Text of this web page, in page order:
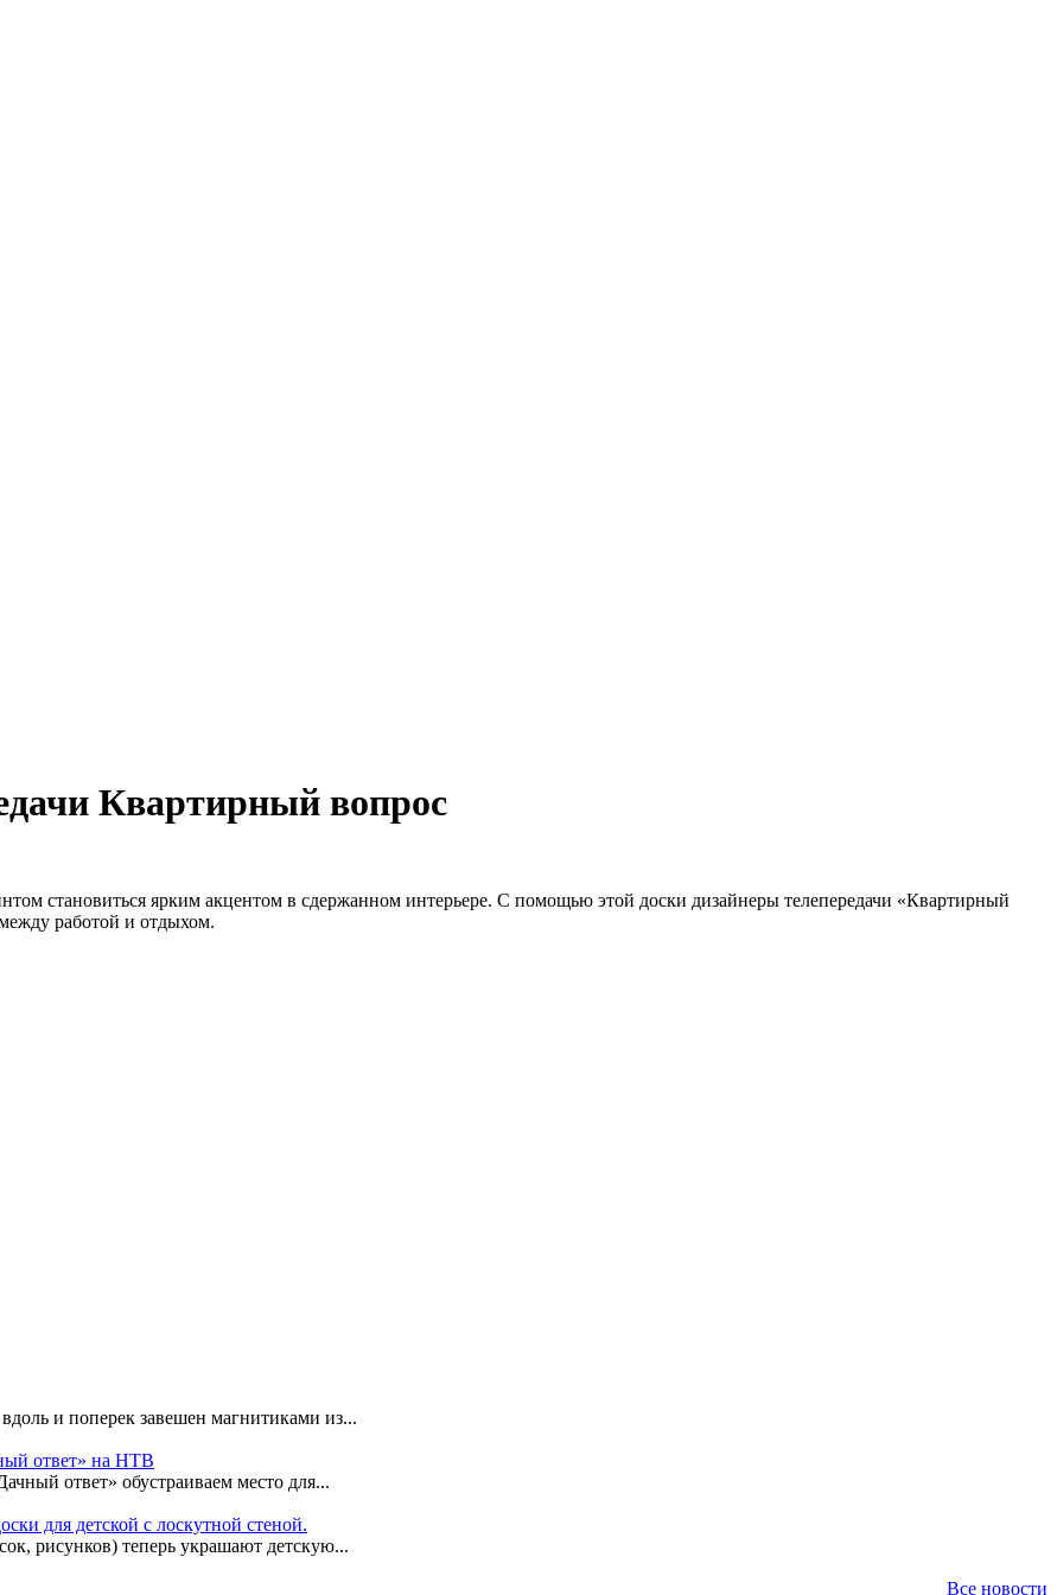
Квартирный вопрос
становиться ярким акцентом в сдержанном интерьере. С помощью этой доски дизайнеры телепередачи «Квартирный
работой и отдыхом.
и поперек завешен магнитиками из...
ответ» на НТВ
ответ» обустраиваем место для...
для детской с лоскутной стеной.
рисунков) теперь украшают детскую...
Все новости